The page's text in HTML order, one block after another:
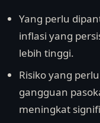
Yang perlu
inflasi yang
lebih tinggi.
Risiko yang
gangguan
meningkat